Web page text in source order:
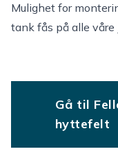
Mulighet for
tank fås på alle våre
Gå til
hyttefelt